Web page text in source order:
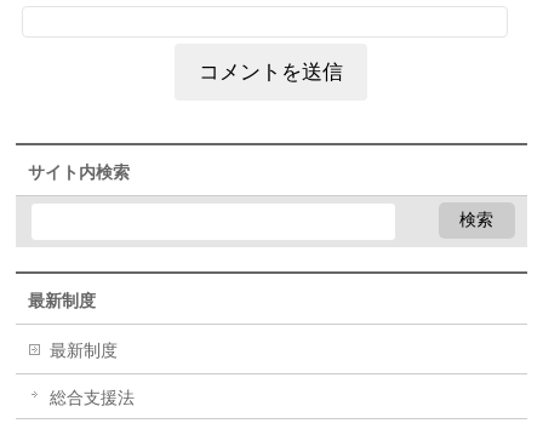
サイト内検索
最新制度
最新制度
総合支援法